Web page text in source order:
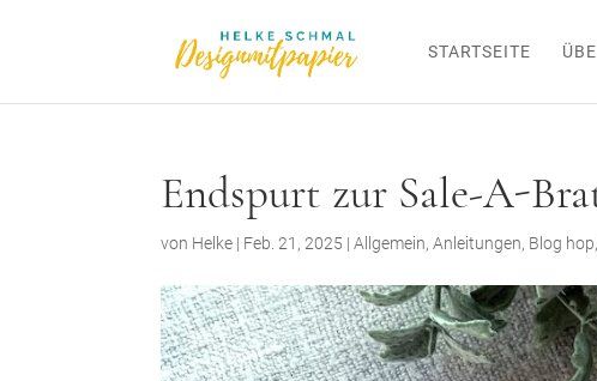
STARTSEITE
Endspurt zur Sale-A-
von Helke | Feb. 21, 2025 |Allgemein,Anleitungen, Blog hop,